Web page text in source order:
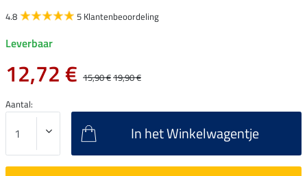
4.8 5 Klantenbeoordeling
Leverbaar
12,72 € 15,90 €19,90 €
Aantal:
In het Winkelwagentje